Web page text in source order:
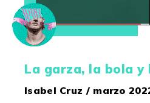
La garza, la bola y
Isabel Cruz / marzo